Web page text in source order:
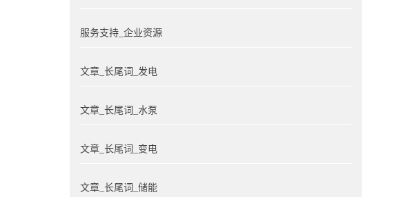
服务支持_企业资源
文章_长尾词_发电
文章_长尾词_水泵
文章_长尾词_变电
文章_长尾词_储能